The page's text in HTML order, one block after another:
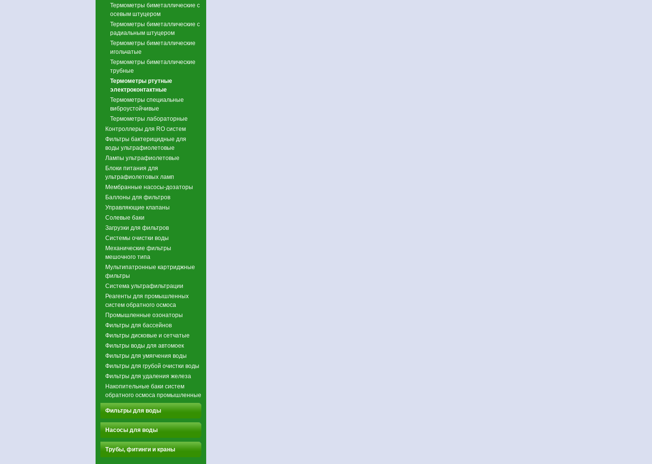
Термометры биметаллические с
осевым штуцером
Термометры биметаллические с
радиальным штуцером
Термометры биметаллические
игольчатые
Термометры биметаллические
трубные
Термометры ртутные
электроконтактные
Термометры специальные
виброустойчивые
Термометры лабораторные
Контроллеры для RO систем
Фильтры бактерицидные для
воды ультрафиолетовые
Лампы ультрафиолетовые
Блоки питания для
ультрафиолетовых ламп
Мембранные насосы-дозаторы
Баллоны для фильтров
Управляющие клапаны
Солевые баки
Загрузки для фильтров
Системы очистки воды
Механические фильтры
мешочного типа
Мультипатронные картриджные
фильтры
Система ультрафильтрации
Реагенты для промышленных
систем обратного осмоса
Промышленные озонаторы
Фильтры для бассейнов
Фильтры дисковые и сетчатые
Фильтры воды для автомоек
Фильтры для умягчения воды
Фильтры для грубой очистки воды
Фильтры для удаления железа
Накопительные баки систем
обратного осмоса промышленные
Фильтры для воды
Насосы для воды
Трубы, фитинги и краны